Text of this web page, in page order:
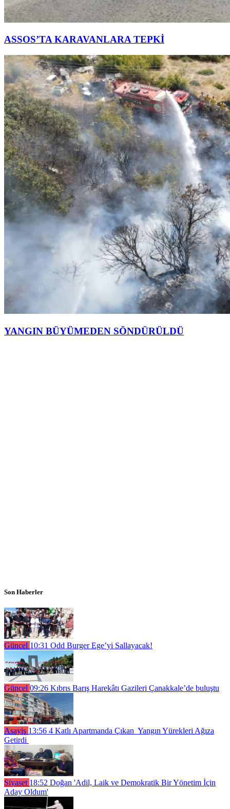
ASSOS’TA KARAVANLARA TEPKİ
YANGIN BÜYÜMEDEN SÖNDÜRÜLDÜ
Son Haberler
Güncel 10:31 Odd Burger Ege’yi Sallayacak!
Güncel 09:26 Kıbrıs Barış Harekâtı Gazileri Çanakkale’de buluştu
Asayiş 13:56 4 Katlı Apartmanda Çıkan Yangın Yürekleri Ağıza
Getirdi
Siyaset 18:52 Doğan 'Adil, Laik ve Demokratik Bir Yönetim İçin
Aday Oldum'